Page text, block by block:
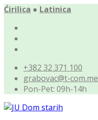
Ćirilica ● Latinica
+382 32 371 100
grabovac@t-com.me
Pon-Pet: 09h-14h